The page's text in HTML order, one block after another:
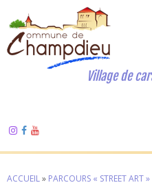
Village de
ACCUEIL» PARCOURS « STREET ART